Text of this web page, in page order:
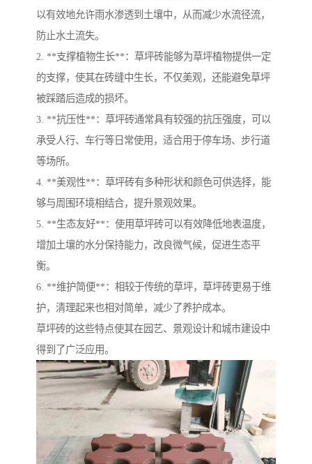
以有效地允许雨水渗透到土壤中，从而减少水流径流，
防止水土流失。
2. **支撑植物生长**：草坪砖能够为草坪植物提供一定
的支撑，使其在砖缝中生长，不仅美观，还能避免草坪
被踩踏后造成的损坏。
3. **抗压性**：草坪砖通常具有较强的抗压强度，可以
承受人行、车行等日常使用，适合用于停车场、步行道
等场所。
4. **美观性**：草坪砖有多种形状和颜色可供选择，能
够与周围环境相结合，提升景观效果。
5. **生态友好**：使用草坪砖可以有效降低地表温度，
增加土壤的水分保持能力，改良微气候，促进生态平
衡。
6. **维护简便**：相较于传统的草坪，草坪砖更易于维
护，清理起来也相对简单，减少了养护成本。
草坪砖的这些特点使其在园艺、景观设计和城市建设中
得到了广泛应用。